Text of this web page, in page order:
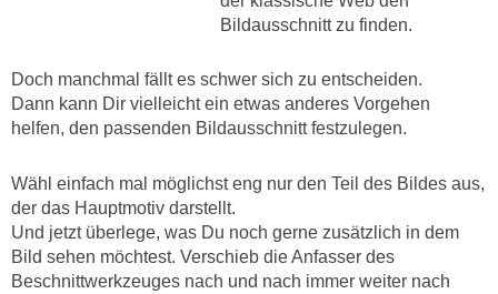
Bildausschnitt zu finden.
Doch manchmal fällt es schwer sich zu entscheiden.
Dann kann Dir vielleicht ein etwas anderes Vorgehen
helfen, den passenden Bildausschnitt festzulegen.
Wähl einfach mal möglichst eng nur den Teil des Bildes aus,
der das Hauptmotiv darstellt.
Und jetzt überlege, was Du noch gerne zusätzlich in dem
Bild sehen möchtest. Verschieb die Anfasser des
Beschnittwerkzeuges nach und nach immer weiter nach